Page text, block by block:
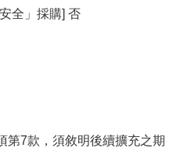
全」採購] 否
第7款，須敘明後續擴充之期